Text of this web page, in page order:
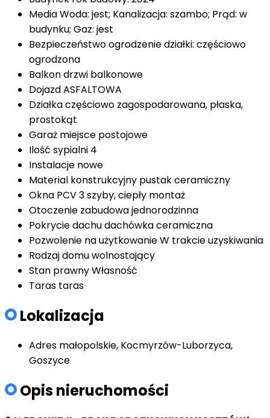
MediaWoda: jest; Kanalizacja: szambo; Prąd: w
budynku; Gaz: jest
Bezpieczeństwoogrodzenie działki: częściowo
ogrodzona
Balkondrzwi balkonowe
DojazdASFALTOWA
Działkaczęściowo zagospodarowana, płaska,
prostokąt
Garaż miejsce postojowe
Ilość sypialni 4
Instalacje nowe
Material konstrukcyjny pustak ceramiczny
Okna PCV 3 szyby, ciepły montaż
Otoczenie zabudowa jednorodzinna
Pokrycie dachudachówka ceramiczna
Pozwolenie na użytkowanieW trakcie uzyskiwania
Rodzaj domuwolnostojący
Stan prawnyWłasność
Taras taras
Lokalizacja
Adres małopolskie, Kocmyrzów-Luborzyca,
Goszyce
Opis nieruchomości